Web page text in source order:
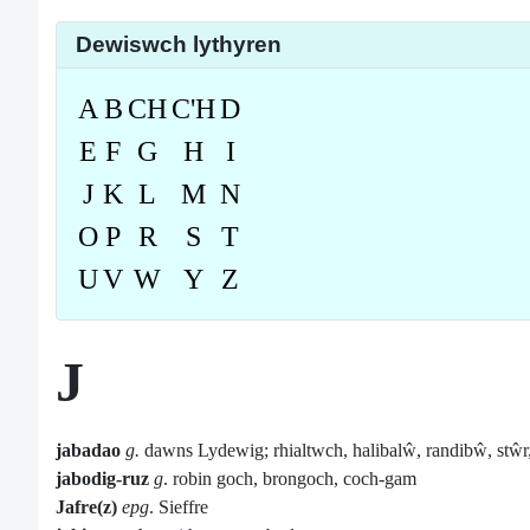
Dewiswch lythyren
A B CHC'HD
E F G H
I
J K L M N
O P R S
T
UV W Y Z
J
jabadao g. dawns Lydewig; rhialtwch, halibalŵ, randibŵ,
jabodig-ruz g. robin goch, brongoch, coch-gam
Jafre(z) epg. Sieffre